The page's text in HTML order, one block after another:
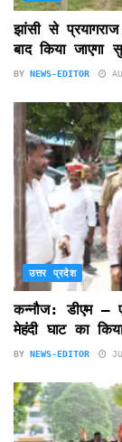
झांसी से
बाद किया जाएगा
BY NEWS-EDITOR
उत्तर प्रदेश
कन्नौज: डीएम –
मेहंदी घाट का किया
BY NEWS-EDITOR